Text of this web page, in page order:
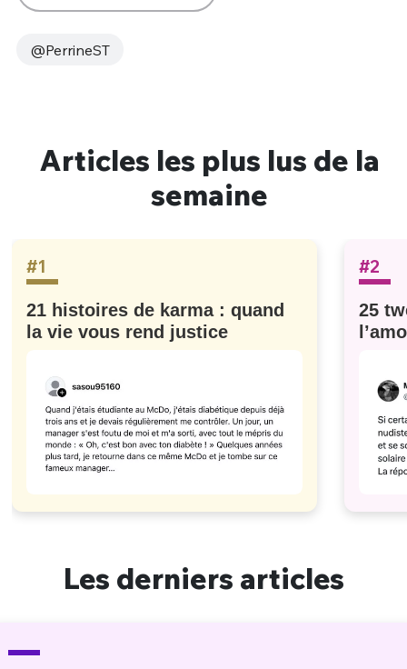
@PerrineST
Articles les plus lus de la
semaine
#1
21 histoires de karma : quand
la vie vous rend justice
#2
25
Les derniers articles